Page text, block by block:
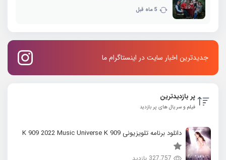
5 ماه قبل
جدیدترین اخبار سایت در اینستاگرام ما
پر بازدیدترین
فیلم و سریال های پر بازدید
دانلود برنامه تلویزیونی K 909 2022 Music Universe K 909
327,757 بازدید